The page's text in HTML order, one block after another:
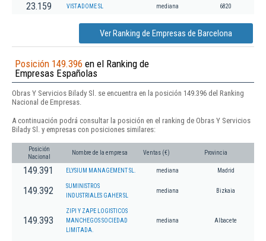
23.159 VISTADOME SL mediana 6820
Ver Ranking de Empresas de Barcelona
Posición 149.396 en el Ranking de
Empresas Españolas
Obras Y Servicios Bilady Sl. se encuentra en la posición 149.396 del Ranking
Nacional de Empresas.
A continuación podrá consultar la posición en el ranking de Obras Y Servicios
Bilady Sl. y empresas con posiciones similares:
Posición
Nacional
Nombre de la empresa Ventas (€) Provincia
149.391 ELYSIUM MANAGEMENT SL. mediana Madrid
149.392
SUMINISTROS
INDUSTRIALES GAHER SL
mediana Bizkaia
149.393
ZIPI Y ZAPE LOGISTICOS
MANCHEGOS SOCIEDAD
LIMITADA.
mediana Albacete